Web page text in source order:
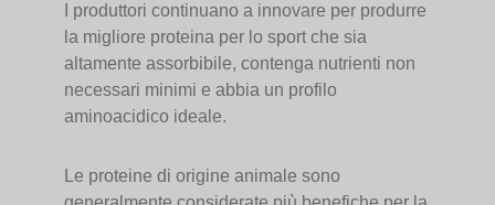
I produttori continuano a innovare per produrre
la migliore proteina per lo sport che sia
altamente assorbibile, contenga nutrienti non
necessari minimi e abbia un profilo
aminoacidico ideale.
Le proteine di origine animale sono